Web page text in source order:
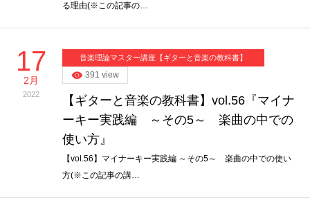
る理由(※この記事の…
17
2月
2022
音楽理論マスター講座【ギターと音楽の教科書】
391 view
【ギターと音楽の教科書】vol.56『マイナ
ーキー実践編 ～その5～ 楽曲の中での
使い方』
【vol.56】マイナーキー実践編 ～その5～ 楽曲の中での使い
方(※この記事の講…
お問い合わせ